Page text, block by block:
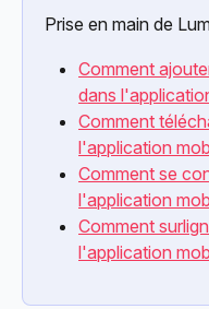
Prise en main de
Comment
dans
Comment
l'application
Comment se
l'application
Comment
l'application